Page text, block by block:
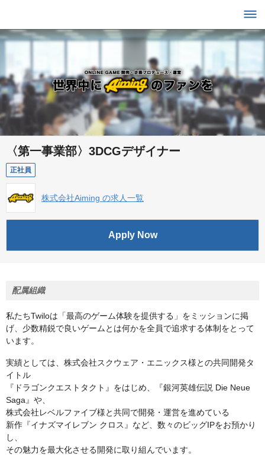
〈第一事業部〉3DCGデザイナー
正社員
株式会社Aiming の求人一覧
Apply Now
配属組織
私たちTwiloは「最高のゲーム体験を提供する」をミッションに掲
げ、少数精鋭で良いゲームとは何かを全員で追求する体制をとって
います。
実績としては、株式会社スクウェア・エニックス様との共同開発タ
イトル
『ドラゴンクエストタクト』をはじめ、『銀河英雄伝説 Die Neue
Saga』や、
株式会社レベルファイブ様と共同で開発・運営を進めている
新作『イナズマイレブン クロス』など、数々のビッグIPをお預かり
し、
その魅力を最大化させる開発に取り組んでいます。